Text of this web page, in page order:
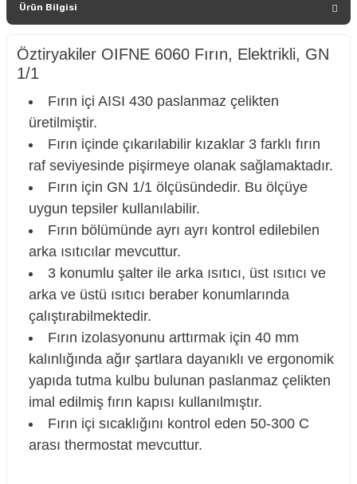
Ürün Bilgisi
Öztiryakiler OIFNE 6060 Fırın, Elektrikli, GN
1/1
Fırın içi AISI 430 paslanmaz çelikten
üretilmiştir.
Fırın içinde çıkarılabilir kızaklar 3 farklı fırın
raf seviyesinde pişirmeye olanak sağlamaktadır.
Fırın için GN 1/1 ölçüsündedir. Bu ölçüye
uygun tepsiler kullanılabilir.
Fırın bölümünde ayrı ayrı kontrol edilebilen
arka ısıtıcılar mevcuttur.
3 konumlu şalter ile arka ısıtıcı, üst ısıtıcı ve
arka ve üstü ısıtıcı beraber konumlarında
çalıştırabilmektedir.
Fırın izolasyonunu arttırmak için 40 mm
kalınlığında ağır şartlara dayanıklı ve ergonomik
yapıda tutma kulbu bulunan paslanmaz çelikten
imal edilmiş fırın kapısı kullanılmıştır.
Fırın içi sıcaklığını kontrol eden 50-300 C
arası thermostat mevcuttur.